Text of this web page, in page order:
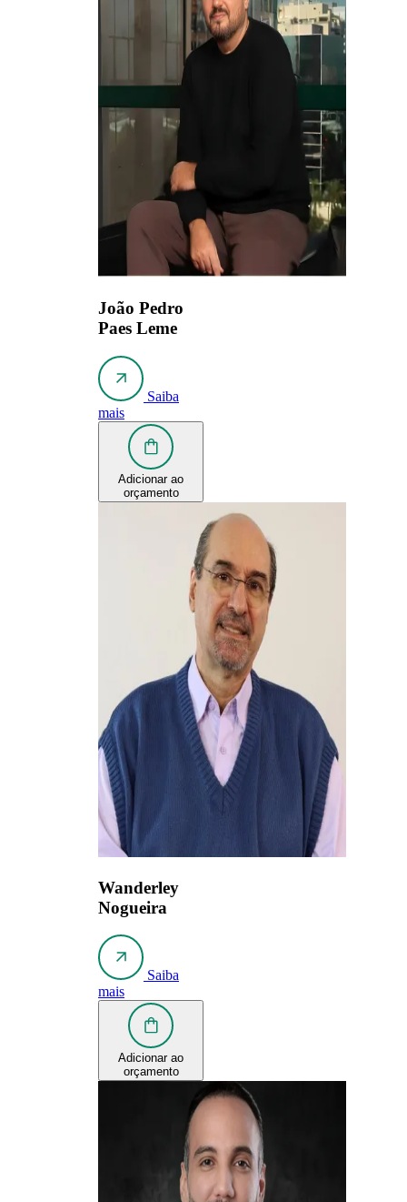
João Pedro
Paes Leme
Saiba
mais
Adicionar ao
orçamento
Wanderley
Nogueira
Saiba
mais
Adicionar ao
orçamento